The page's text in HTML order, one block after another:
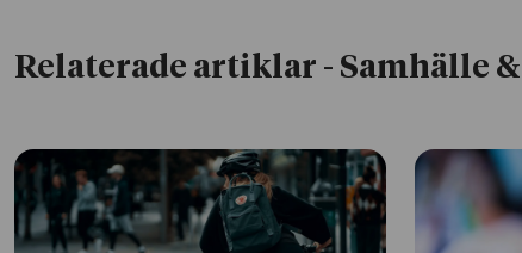
Relaterade artiklar - Samhälle